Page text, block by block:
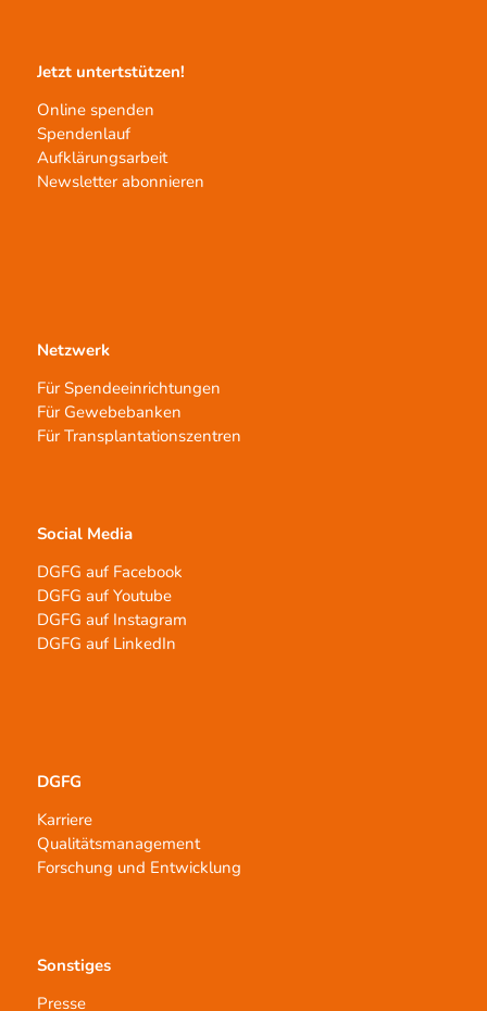
Jetzt untertstützen!
Online spenden
Spendenlauf
Aufklärungsarbeit
Newsletter abonnieren
Netzwerk
Für Spendeeinrichtungen
Für Gewebebanken
Für Transplantationszentren
Social Media
DGFG auf Facebook
DGFG auf Youtube
DGFG auf Instagram
DGFG auf LinkedIn
DGFG
Karriere
Qualitätsmanagement
Forschung und Entwicklung
Sonstiges
Presse